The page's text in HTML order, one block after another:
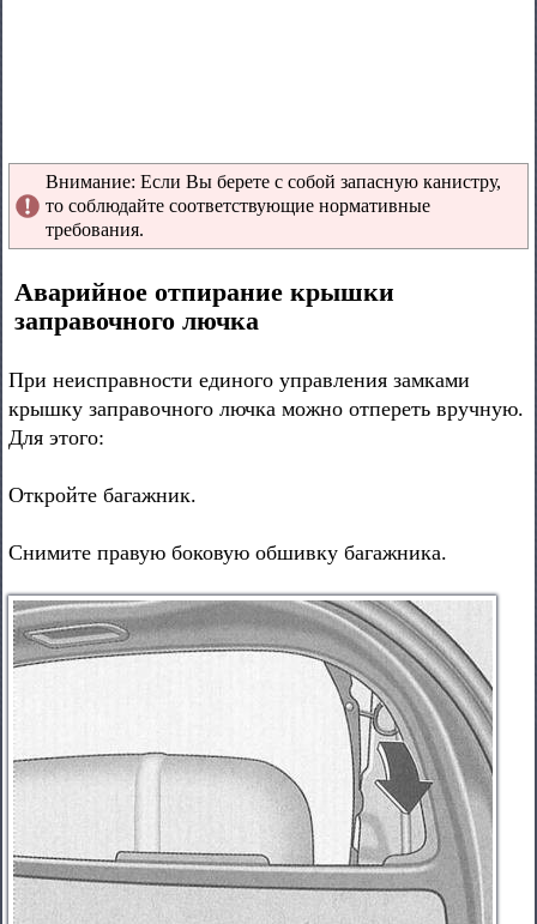
Внимание: Если Вы берете с собой запасную канистру,
то соблюдайте соответствующие нормативные
требования.
Аварийное отпирание крышки
заправочного лючка
При неисправности единого управления замками
крышку заправочного лючка можно отпереть вручную.
Для этого:
Откройте багажник.
Снимите правую боковую обшивку багажника.